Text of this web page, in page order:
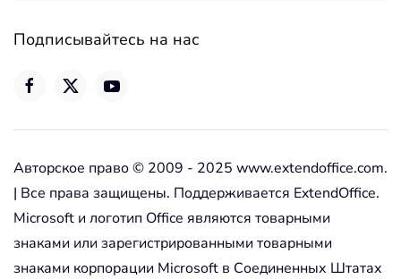
Подписывайтесь на нас
Авторское право © 2009 - 2025 www.extendoffice.com.
| Все права защищены. Поддерживается ExtendOffice.
Microsoft и логотип Office являются товарными
знаками или зарегистрированными товарными
знаками корпорации Microsoft в Соединенных Штатах